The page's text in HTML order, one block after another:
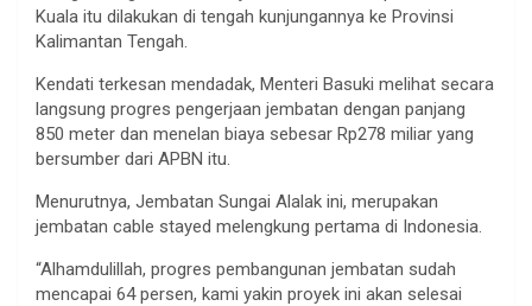
Kuala itu dilakukan di tengah kunjungannya ke Provinsi
Kalimantan Tengah.
Kendati terkesan mendadak, Menteri Basuki melihat secara
langsung progres pengerjaan jembatan dengan panjang
850 meter dan menelan biaya sebesar Rp278 miliar yang
bersumber dari APBN itu.
Menurutnya, Jembatan Sungai Alalak ini, merupakan
jembatan cable stayed melengkung pertama di Indonesia.
“Alhamdulillah, progres pembangunan jembatan sudah
mencapai 64 persen, kami yakin proyek ini akan selesai